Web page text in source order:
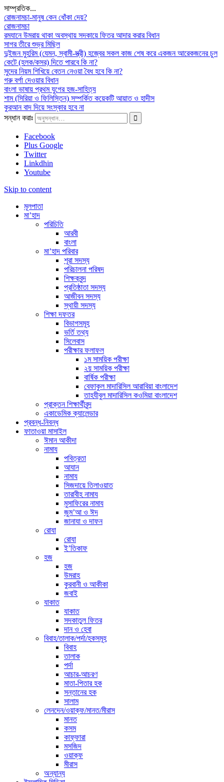
সাম্প্রতিক...
রোজনামচা-মানুষ কেন ধোঁকা দেয়?
রোজনামচা
রমযানে উমরায় থাকা অবস্থায় সদকায়ে ফিতর আদার করার বিধান
সাগর তীরে শুভ্র মিছিল
দুইজন মুহরিম (যেমন, স্বামী-স্ত্রী) হজ্বের সকল কাজ শেষ করে একজন আরেকজনের চুল
কেটে (হলক/কসর) দিতে পারবে কি না?
সুদের নিয়ম শিখিয়ে বেতন নেওয়া বৈধ হবে কি না?
গরু বর্গা দেওয়ার বিধান
বাংলা ভাষায় প্রথম যুগের হজ-সাহিত্য
শাম (সিরিয়া ও ফিলিস্তিন) সম্পর্কিত কয়েকটি আয়াত ও হাদীস
কুরআন বাদ দিয়ে সংস্কার হবে না
সন্ধান করাঃ
Facebook
Plus Google
Twitter
Linkdhin
Youtube
Skip to content
মূলপাতা
মা’হাদ
পরিচিতি
আরবী
বাংলা
মা’হাদ পরিবার
শূরা সদস্য
পরিচালনা পরিষদ
শিক্ষকবৃন্দ
প্রতিষ্ঠাতা সদস্য
আজীবন সদস্য
স্থায়ী সদস্য
শিক্ষা দফতর
বিভাগসমূহ
ভর্তি তথ্য
সিলেবাস
পরীক্ষার ফলাফল
১ম সাময়িক পরীক্ষা
২য় সাময়িক পরীক্ষা
বার্ষিক পরীক্ষা
বেফাকুল মাদারিসিল আরাবিয়া বাংলাদেশ
তাহযীবুল মাদারিসিল কওমিয়া বাংলাদেশ
প্রাক্তন শিক্ষার্থীবৃন্দ
একাডেমিক ক্যালেন্ডার
প্রবন্ধ-নিবন্ধ
ফাতাওয়া মাসাইল
ঈমান আকীদা
নামায
পবিত্রতা
আযান
নামায
সিজদায়ে তিলাওয়াত
তারাবীহ নামায
মুসাফিরের নামায
জুম’আ ও ঈদ
জানাযা ও দাফন
রোযা
রোযা
ই’তিকাফ
হজ
হজ
উমরাহ
কুরবানী ও আকীকা
জবাই
যাকাত
যাকাত
সদকাতুল ফিতর
দান ও হেবা
বিবাহ/তালাক/পর্দা/হকসমূহ
বিবাহ
তালাক
পর্দা
আচার-আচরণ
মাতা-পিতার হক
সন্তানের হক
সালাম
লেনদেন/ওয়াক্ফ/মানত/মীরাস
মানত
কসম
কাফ্ফারা
মসজিদ
ওয়াক্ফ
মীরাস
অন্যান্য